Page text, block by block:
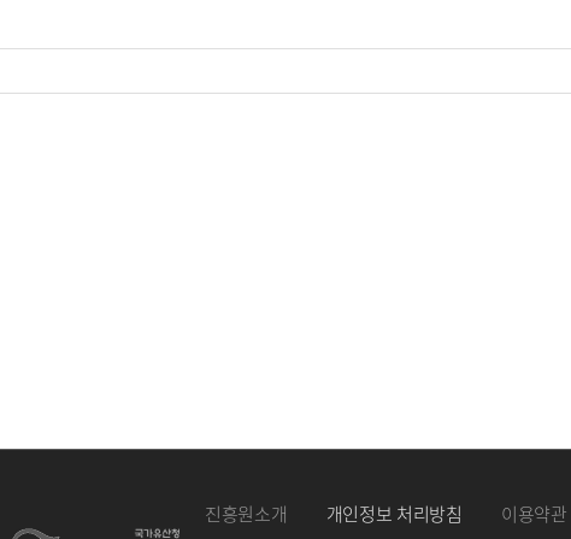
진흥원소개 개인정보 처리방침 이용약관